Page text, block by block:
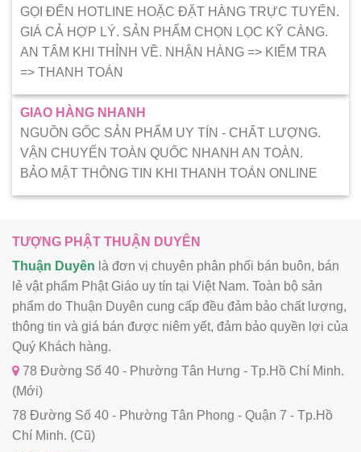
GỌI ĐẾN HOTLINE HOẶC ĐẶT HÀNG TRỰC TUYẾN.
GIÁ CẢ HỢP LÝ. SẢN PHẨM CHỌN LỌC KỸ CÀNG.
AN TÂM KHI THỈNH VỀ. NHẬN HÀNG => KIẾM TRA
=> THANH TOÁN
GIAO HÀNG NHANH
NGUỒN GỐC SẢN PHẨM UY TÍN - CHẤT LƯỢNG.
VẬN CHUYỂN TOÀN QUỐC NHANH AN TOÀN.
BẢO MẬT THÔNG TIN KHI THANH TOÁN ONLINE
TƯỢNG PHẬT THUẬN DUYÊN
Thuận Duyên là đơn vị chuyên phân phối bán buôn, bán
lẻ vật phẩm Phật Giáo uy tín tại Việt Nam. Toàn bộ sản
phẩm do Thuận Duyên cung cấp đều đảm bảo chất lượng,
thông tin và giá bán được niêm yết, đảm bảo quyền lợi của
Quý Khách hàng.
78 Đường Số 40 - Phường Tân Hưng - Tp.Hồ Chí Minh.
(Mới)
78 Đường Số 40 - Phường Tân Phong - Quận 7 - Tp.Hồ
Chí Minh. (Cũ)